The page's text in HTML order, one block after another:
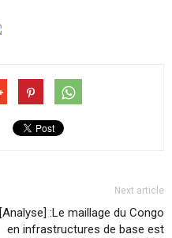
Next article
[Analyse] :Le maillage du Congo
en infrastructures de base est